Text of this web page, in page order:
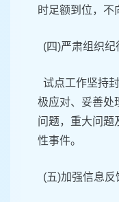
时足额到位，不
(四)严肃组织纪
试点工作坚持
极应对、妥善处
问题，重大问题
性事件。
(五)加强信息反